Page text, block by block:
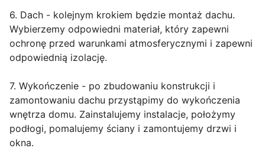
6. Dach - kolejnym krokiem będzie montaż dachu.
Wybierzemy odpowiedni materiał, który zapewni
ochronę przed warunkami atmosferycznymi i zapewni
odpowiednią izolację.
7. Wykończenie - po zbudowaniu konstrukcji i
zamontowaniu dachu przystąpimy do wykończenia
wnętrza domu. Zainstalujemy instalacje, położymy
podłogi, pomalujemy ściany i zamontujemy drzwi i
okna.